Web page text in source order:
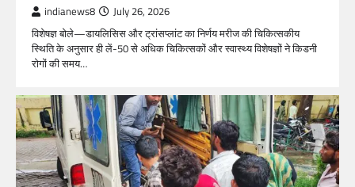
indianews8 July 26, 2026
विशेषज्ञ बोले—डायलिसिस और ट्रांसप्लांट का निर्णय मरीज की चिकित्सकीय
स्थिति के अनुसार ही लें-50 से अधिक चिकित्सकों और स्वास्थ्य विशेषज्ञों ने किडनी
रोगों की समय…